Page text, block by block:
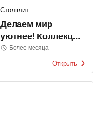
Столплит
Делаем мир
уютнее! Коллекция
2022Более месяца
Открыть